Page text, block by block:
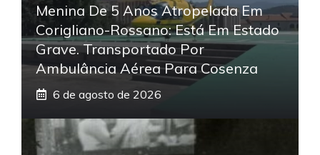
Menina De 5 Anos Atropelada Em
Corigliano-Rossano: Está Em Estado
Grave. Transportado Por
Ambulância Aérea Para Cosenza
6 de agosto de 2026